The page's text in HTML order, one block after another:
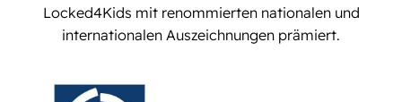
Locked4Kids mit renommierten nationalen und
internationalen Auszeichnungen prämiert.